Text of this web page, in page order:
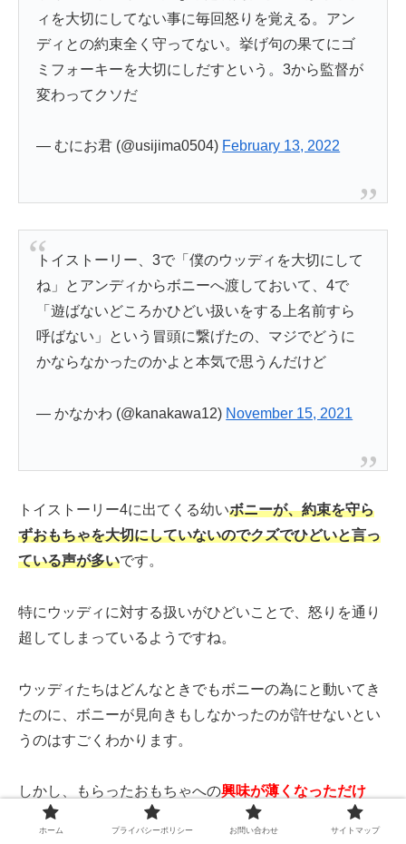
ィを大切にしてない事に毎回怒りを覚える。アン
ディとの約束全く守ってない。挙げ句の果てにゴ
ミフォーキーを大切にしだすという。3から監督が
変わってクソだ
— むにお君 (@usijima0504) February 13, 2022
トイストーリー、3で「僕のウッディを大切にして
ね」とアンディからボニーへ渡しておいて、4で
「遊ばないどころかひどい扱いをする上名前すら
呼ばない」という冒頭に繋げたの、マジでどうに
かならなかったのかよと本気で思うんだけど
— かなかわ (@kanakawa12) November 15, 2021
トイストーリー4に出てくる幼いボニーが、約束を守ら
ずおもちゃを大切にしていないのでクズでひどいと言っ
ている声が多いです。
特にウッディに対する扱いがひどいことで、怒りを通り
超してしまっているようですね。
ウッディたちはどんなときでもボニーの為にと動いてき
たのに、ボニーが見向きもしなかったのが許せないとい
うのはすごくわかります。
しかし、もらったおもちゃへの興味が薄くなっただけ
で、決してウッディたちを捨てたわけではない
ですよ
ホーム プライバシーポリシー お問い合わせ サイトマップ